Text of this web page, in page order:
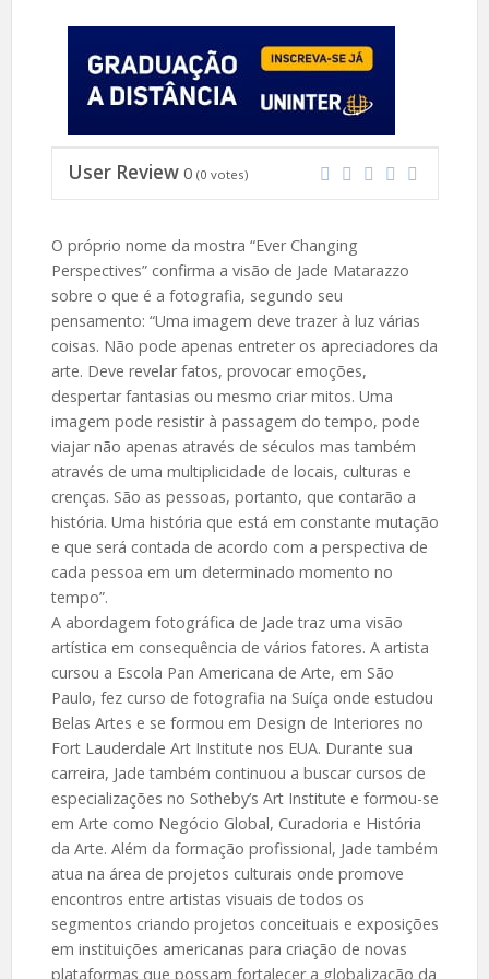
User Review 0 (0 votes)
O próprio nome da mostra “Ever Changing
Perspectives” confirma a visão de Jade Matarazzo
sobre o que é a fotografia, segundo seu
pensamento: “Uma imagem deve trazer à luz várias
coisas. Não pode apenas entreter os apreciadores da
arte. Deve revelar fatos, provocar emoções,
despertar fantasias ou mesmo criar mitos. Uma
imagem pode resistir à passagem do tempo, pode
viajar não apenas através de séculos mas também
através de uma multiplicidade de locais, culturas e
crenças. São as pessoas, portanto, que contarão a
história. Uma história que está em constante mutação
e que será contada de acordo com a perspectiva de
cada pessoa em um determinado momento no
tempo”.
A abordagem fotográfica de Jade traz uma visão
artística em consequência de vários fatores. A artista
cursou a Escola Pan Americana de Arte, em São
Paulo, fez curso de fotografia na Suíça onde estudou
Belas Artes e se formou em Design de Interiores no
Fort Lauderdale Art Institute nos EUA. Durante sua
carreira, Jade também continuou a buscar cursos de
especializações no Sotheby’s Art Institute e formou-se
em Arte como Negócio Global, Curadoria e História
da Arte. Além da formação profissional, Jade também
atua na área de projetos culturais onde promove
encontros entre artistas visuais de todos os
segmentos criando projetos conceituais e exposições
em instituições americanas para criação de novas
plataformas que possam fortalecer a globalização da